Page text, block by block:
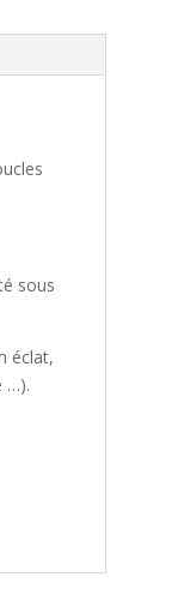
sous
éclat,
…).